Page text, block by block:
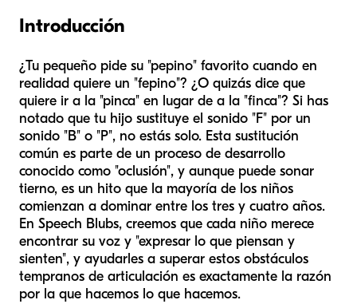
Introducción
¿Tu pequeño pide su "pepino" favorito cuando en
realidad quiere un "fepino"? ¿O quizás dice que
quiere ir a la "pinca" en lugar de a la "finca"? Si has
notado que tu hijo sustituye el sonido "F" por un
sonido "B" o "P", no estás solo. Esta sustitución
común es parte de un proceso de desarrollo
conocido como "oclusión", y aunque puede sonar
tierno, es un hito que la mayoría de los niños
comienzan a dominar entre los tres y cuatro años.
En Speech Blubs, creemos que cada niño merece
encontrar su voz y "expresar lo que piensan y
sienten", y ayudarles a superar estos obstáculos
tempranos de articulación es exactamente la razón
por la que hacemos lo que hacemos.